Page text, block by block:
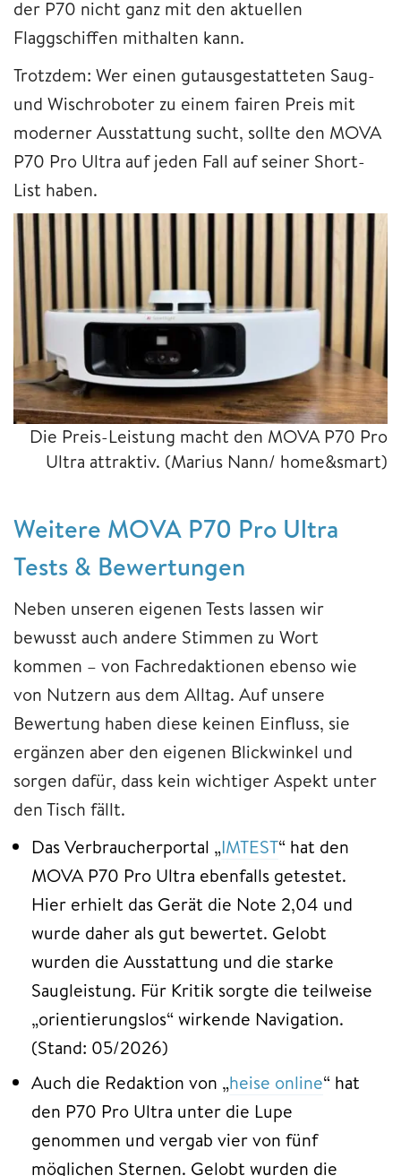
der P70 nicht ganz mit den aktuellen
Flaggschiffen mithalten kann.
Trotzdem: Wer einen gutausgestatteten Saug-
und Wischroboter zu einem fairen Preis mit
moderner Ausstattung sucht, sollte den MOVA
P70 Pro Ultra auf jeden Fall auf seiner Short-
List haben.
Die Preis-Leistung macht den MOVA P70 Pro
Ultra attraktiv. (Marius Nann/ home&smart)
Weitere MOVA P70 Pro Ultra
Tests & Bewertungen
Neben unseren eigenen Tests lassen wir
bewusst auch andere Stimmen zu Wort
kommen – von Fachredaktionen ebenso wie
von Nutzern aus dem Alltag. Auf unsere
Bewertung haben diese keinen Einfluss, sie
ergänzen aber den eigenen Blickwinkel und
sorgen dafür, dass kein wichtiger Aspekt unter
den Tisch fällt.
Das Verbraucherportal „IMTEST“ hat den
MOVA P70 Pro Ultra ebenfalls getestet.
Hier erhielt das Gerät die Note 2,04 und
wurde daher als gut bewertet. Gelobt
wurden die Ausstattung und die starke
Saugleistung. Für Kritik sorgte die teilweise
„orientierungslos“ wirkende Navigation.
(Stand: 05/2026)
Auch die Redaktion von „heise online“ hat
den P70 Pro Ultra unter die Lupe
genommen und vergab vier von fünf
möglichen Sternen. Gelobt wurden die